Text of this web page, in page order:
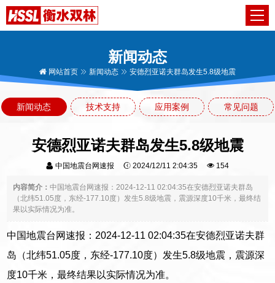
新闻动态
网站首页 新闻动态 安德烈亚诺夫群岛发生5.8级地震
新闻动态 技术支持 应用案例 常见问题
安德烈亚诺夫群岛发生5.8级地震
中国地震台网速报 2024/12/11 2:04:35 154
内容简介：中国地震台网速报：2024-12-11 02:04:35在安德烈亚诺夫群岛
（北纬51.05度，东经-177.10度）发生5.8级地震，震源深度10千米，最终结
果以实际情况为准。
中国地震台网速报：2024-12-11 02:04:35在安德烈亚诺夫群
岛（北纬51.05度，东经-177.10度）发生5.8级地震，震源深
度10千米，最终结果以实际情况为准。